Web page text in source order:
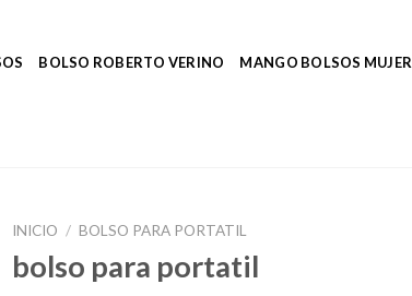
BOLSO ROBERTO VERINO MANGO BOLSOS MUJER
INICIO / BOLSO PARA PORTATIL
bolso para portatil